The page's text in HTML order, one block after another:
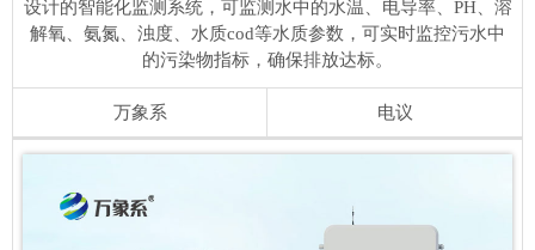
设计的智能化监测系统，可监测水中的水温、电导率、PH、溶
解氧、氨氮、浊度、水质cod等水质参数，可实时监控污水中
的污染物指标，确保排放达标。
万象系 电议